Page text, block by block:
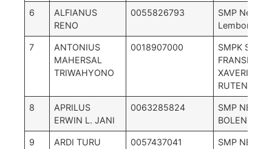
6
ALFIANUS
RENO
0055826793
SMP Negeri
Lembor
7
ANTONIUS
MAHERSAL
TRIWAHYONO
0018907000
SMPK ST.
FRANSISKUS
XAVERIUS
RUTENG
8
APRILUS
ERWIN L. JANI
0063285824
SMP
BOLENG
9
ARDI TURU
0057437041
SMP NEGERI